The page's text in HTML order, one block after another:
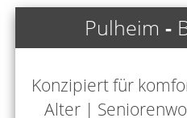
Pulheim -
Konzipiert für
Alter |